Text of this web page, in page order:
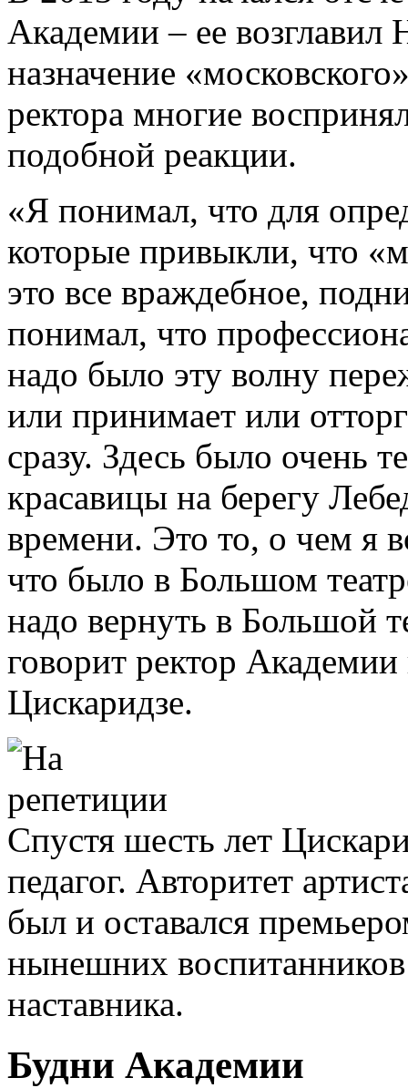
Академии – ее возглавил
назначение
ректора многие
подобной реакции.
«Я понимал, что для
которые привыкли, что
это все враждебное,
понимал, что
надо было эту волну
или принимает или
сразу. Здесь было очень
красавицы на берегу
времени. Это то, о чем я
что было в Большом
надо вернуть в Большой
говорит ректор
Цискаридзе.
Спустя шесть лет
педагог. Авторитет
был и оставался
нынешних воспитанников
наставника.
Будни Академии